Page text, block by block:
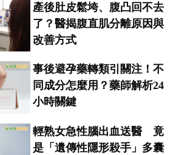
產後肚皮鬆垮、腹凸回不去
了？醫揭腹直肌分離原因與
改善方式
事後避孕藥轉類引關注！不
同成分怎麼用？藥師解析24
小時關鍵
輕熟女急性腦出血送醫 竟
是「遺傳性隱形殺手」多囊